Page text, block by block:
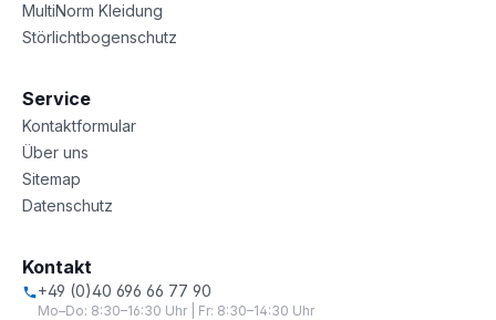
MultiNorm Kleidung
Störlichtbogenschutz
Service
Kontaktformular
Über uns
Sitemap
Datenschutz
Kontakt
+49 (0)40 696 66 77 90
Mo–Do: 8:30–16:30 Uhr | Fr: 8:30–14:30 Uhr